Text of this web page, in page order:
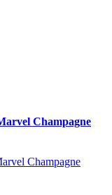
Champagne